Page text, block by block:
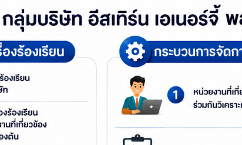
ตรวจหาสารตะกั่ว ที่จัดขึ้นโดยโรงพยา
าน กลุ่มบริษัท อีสเทิร์น เอเนอร์จี้ พลัส
ดำเนินกิจกรรมเจาะเลือด ตรวจกลุ่ม